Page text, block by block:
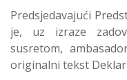
Predsjedavajući
je, uz izraze
susretom,
originalni tekst